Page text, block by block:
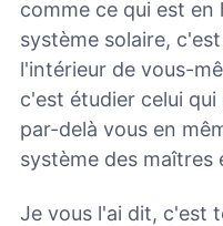
comme ce qui est
système solaire,
l'intérieur de vous-
c'est étudier celui
par-delà vous en
système des maîtres
Je vous l'ai dit, c'est